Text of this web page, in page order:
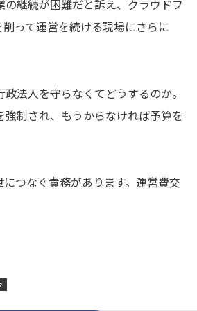
継続が困難だと訴え、クラウドフ
って運営を続ける現場にさらに
法人を守らなくてどうするのか。
制され、もうからなければ予算を
つなぐ責務があります。運営費交